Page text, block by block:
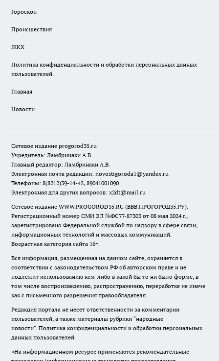
Гороскоп
Происшествия
ЖКХ
Политика конфиденциальности и обработки персональных данных
пользователей.
Главная
Новости
Сетевое издание progorod35.ru
Учредитель: Ламбринаки А.В.
Главный редактор: Ламбринаки А.В.
Электронная почта редакции: novostigoroda1@yandex.ru
Телефоны: 8(8212)39-14-42, 89041001090
Электронная для других вопросов: x2dt@mail.ru
Сетевое издание WWW.PROGOROD35.RU (ВВВ.ПРОГОРОД35.РУ).
Регистрационный номер СМИ ЭЛ №ФС77-87303 от 08 мая 2024 г.,
зарегистрировано Федеральной службой по надзору в сфере связи,
информационных технологий и массовых коммуникаций.
Возрастная категория сайта 16+.
Вся информация, размещенная на данном сайте, охраняется в
соответствии с законодательством РФ об авторском праве и не
подлежит использованию кем-либо в какой бы то ни было форме, в
том числе воспроизведению, распространению, переработке не иначе
как с письменного разрешения правообладателя.
Редакция портала не несет ответственности за комментарии
пользователей, а также материалы рубрики "народные
новости". Политика конфиденциальности и обработки персональных
данных пользователей.
«На информационном ресурсе применяются рекомендательные